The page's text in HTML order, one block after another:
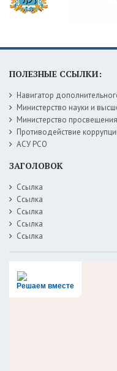
ПОЛЕЗНЫЕ ССЫЛКИ:
Навигатор дополнительного образования детей Самарской
Министерство науки и высшего
Министерство
Противодействие коррупции Министерство образования Самарской
АСУ РСО
ЗАГОЛОВОК
Ссылка
Ссылка
Ссылка
Ссылка
Ссылка
Решаем вместе